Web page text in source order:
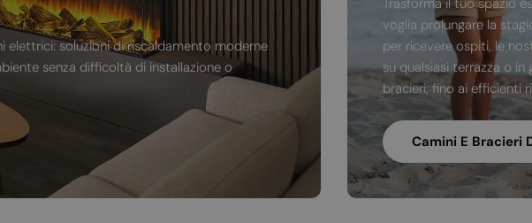
elettrici: soluzioni di riscaldamento moderne
senza difficoltà di installazione o
Trasforma il tuo spazio
voglia prolungare la
per ricevere ospiti, le
su qualsiasi terrazza o
bracieri, fino ai efficienti
Camini E Bracieri